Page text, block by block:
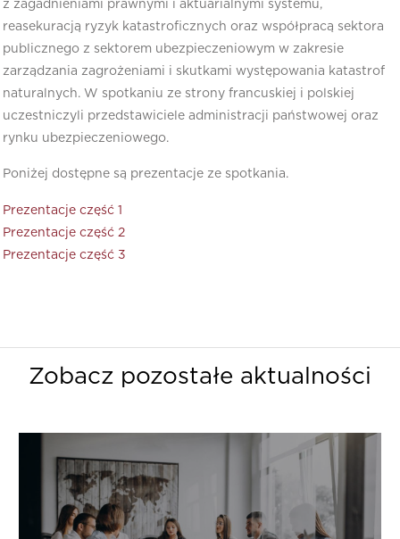
z zagadnieniami prawnymi i aktuarialnymi systemu,
reasekuracją ryzyk katastroficznych oraz współpracą sektora
publicznego z sektorem ubezpieczeniowym w zakresie
zarządzania zagrożeniami i skutkami występowania katastrof
naturalnych. W spotkaniu ze strony francuskiej i polskiej
uczestniczyli przedstawiciele administracji państwowej oraz
rynku ubezpieczeniowego.
Poniżej dostępne są prezentacje ze spotkania.
Prezentacje część 1
Prezentacje część 2
Prezentacje część 3
Zobacz pozostałe aktualności